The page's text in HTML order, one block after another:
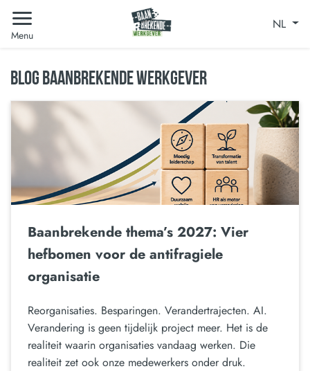
Menu
NL
BLOG BAANBREKENDE WERKGEVER
Baanbrekende thema’s 2027: Vier
hefbomen voor de antifragiele
organisatie
Reorganisaties. Besparingen. Verandertrajecten. AI.
Verandering is geen tijdelijk project meer. Het is de
realiteit waarin organisaties vandaag werken. Die
realiteit zet ook onze medewerkers onder druk.